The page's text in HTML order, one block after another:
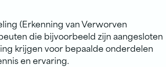
(Erkenning van Verworven
die bijvoorbeeld zijn aangesloten
krijgen voor bepaalde onderdelen
en ervaring.